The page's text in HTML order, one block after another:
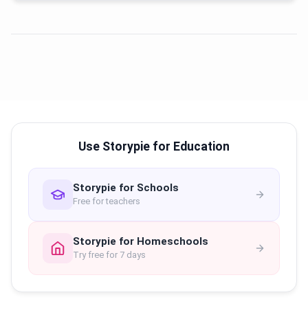
Use Storypie for Education
Storypie for Schools
Free for teachers
Storypie for Homeschools
Try free for 7 days